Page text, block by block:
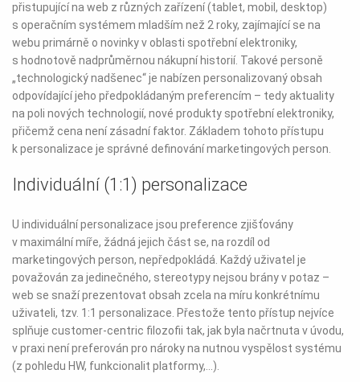
přistupující na web z různých zařízení (tablet, mobil, desktop)
s operačním systémem mladším než 2 roky, zajímající se na
webu primárně o novinky v oblasti spotřební elektroniky,
s hodnotově nadprůměrnou nákupní historií. Takové personě
„technologický nadšenec“ je nabízen personalizovaný obsah
odpovídající jeho předpokládaným preferencím – tedy aktuality
na poli nových technologií, nové produkty spotřební elektroniky,
přičemž cena není zásadní faktor. Základem tohoto přístupu
k personalizace je správné definování marketingových person.
Individuální (1:1) personalizace
U individuální personalizace jsou preference zjišťovány
v maximální míře, žádná jejich část se, na rozdíl od
marketingových person, nepředpokládá. Každý uživatel je
považován za jedinečného, stereotypy nejsou brány v potaz –
web se snaží prezentovat obsah zcela na míru konkrétnímu
uživateli, tzv. 1:1 personalizace. Přestože tento přístup nejvíce
splňuje customer-centric filozofii tak, jak byla načrtnuta v úvodu,
v praxi není preferován pro nároky na nutnou vyspělost systému
(z pohledu HW, funkcionalit platformy,...).